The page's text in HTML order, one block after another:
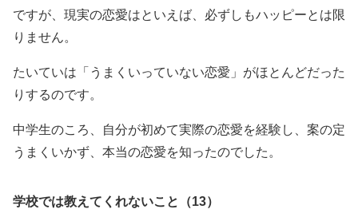
ですが、現実の恋愛はといえば、必ずしもハッピーとは限
りません。
たいていは「うまくいっていない恋愛」がほとんどだった
りするのです。
中学生のころ、自分が初めて実際の恋愛を経験し、案の定
うまくいかず、本当の恋愛を知ったのでした。
学校では教えてくれないこと（13）